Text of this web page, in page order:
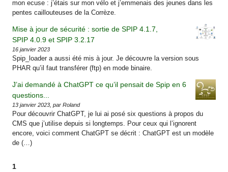
mon ecuse : j’étais sur mon vélo et j’emmenais des jeunes dans les
pentes caillouteuses de la Corrèze.
Mise à jour de sécurité : sortie de SPIP 4.1.7,
SPIP 4.0.9 et SPIP 3.2.17
16 janvier 2023
Spip_loader a aussi été mis à jour. Je découvre la version sous
PHAR qu’il faut transférer (ftp) en mode binaire.
J’ai demandé à ChatGPT ce qu’il pensait de Spip en 6
questions...
13 janvier 2023, par Roland
Pour découvrir ChatGPT, je lui ai posé six questions à propos du
CMS que j’utilise depuis si longtemps. Pour ceux qui l’ignorent
encore, voici comment ChatGPT se décrit : ChatGPT est un modèle
de (…)
1